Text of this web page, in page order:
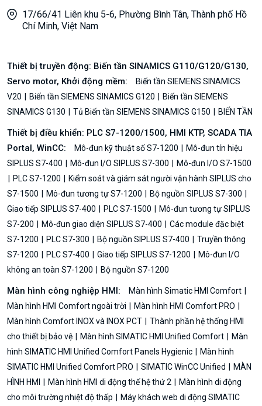
17/66/41 Liên khu 5-6, Phường Bình Tân, Thành phố Hồ
Chí Minh, Việt Nam
Thiết bị truyền động: Biến tần SINAMICS G110/G120/G130,
Servo motor, Khởi động mềm:
Biến tần SIEMENS SINAMICS
V20
Biến tần SIEMENS SINAMICS G120
Biến tần SIEMENS
SINAMICS G130
Tủ Biến tần SIEMENS SINAMICS G150 BIẾN TẦN
Thiết bị điều khiển: PLC S7-1200/1500, HMI KTP, SCADA TIA
Portal, WinCC:
Mô-đun kỹ thuật số S7-1200
Mô-đun tín hiệu
SIPLUS S7-400
Mô-đun I/O SIPLUS S7-300
Mô-đun I/O S7-1500
PLC S7-1200
Kiểm soát và giám sát người vận hành SIPLUS cho
S7-1500
Mô-đun tương tự S7-1200
Bộ nguồn SIPLUS S7-300
Giao tiếp SIPLUS S7-400
PLC S7-1500
Mô-đun tương tự SIPLUS
S7-200
Mô-đun giao diện SIPLUS S7-400
Các module đặc biệt
S7-1200
PLC S7-300 Bộ nguồn SIPLUS S7-400
Truyền thông
S7-1200
PLC S7-400 Giao tiếp SIPLUS S7-1200
Mô-đun I/O
không an toàn S7-1200
Bộ nguồn S7-1200
Màn hình công nghiệp HMI:
Màn hình Simatic HMI Comfort
Màn hình HMI Comfort ngoài trời
Màn hình HMI Comfort PRO
Màn hình Comfort INOX và INOX PCT
Thành phần hệ thống HMI
cho thiết bị bảo vệ
Màn hình SIMATIC HMI Unified Comfort
Màn
hình SIMATIC HMI Unified Comfort Panels Hygienic
Màn hình
SIMATIC HMI Unified Comfort PRO
SIMATIC WinCC Unified
MÀN
HÌNH HMI
Màn hình HMI di động thế hệ thứ 2
Màn hình di động
cho môi trường nhiệt độ thấp
Máy khách web di động SIMATIC